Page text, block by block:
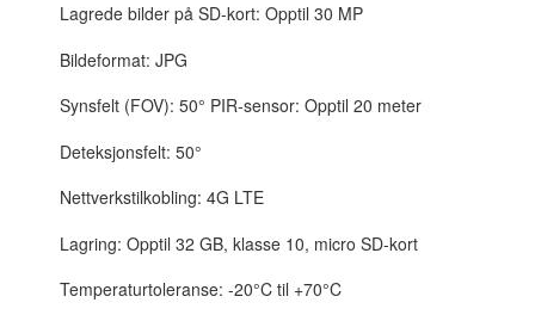
Lagrede bilder på SD-kort: Opptil 30 MP
Bildeformat: JPG
Synsfelt (FOV): 50° PIR-sensor: Opptil 20 meter
Deteksjonsfelt: 50°
Nettverkstilkobling: 4G LTE
Lagring: Opptil 32 GB, klasse 10, micro SD-kort
Temperaturtoleranse: -20°C til +70°C